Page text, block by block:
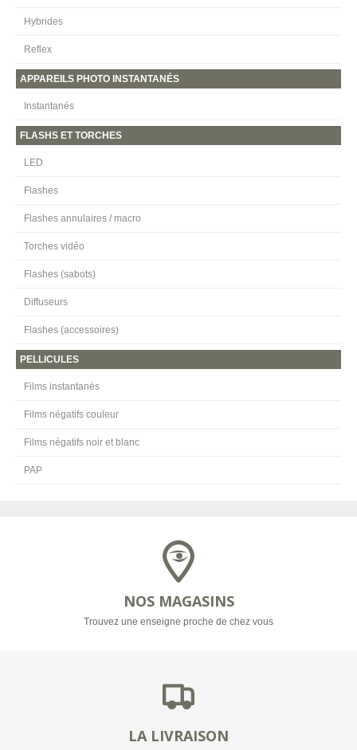
Hybrides
Reflex
APPAREILS PHOTO INSTANTANÉS
Instantanés
FLASHS ET TORCHES
LED
Flashes
Flashes annulaires / macro
Torches vidéo
Flashes (sabots)
Diffuseurs
Flashes (accessoires)
PELLICULES
Films instantanés
Films négatifs couleur
Films négatifs noir et blanc
PAP
NOS MAGASINS
Trouvez une enseigne proche de chez vous
LA LIVRAISON